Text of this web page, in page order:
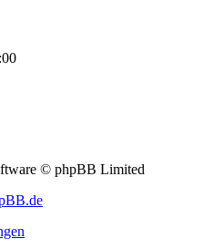
© phpBB Limited